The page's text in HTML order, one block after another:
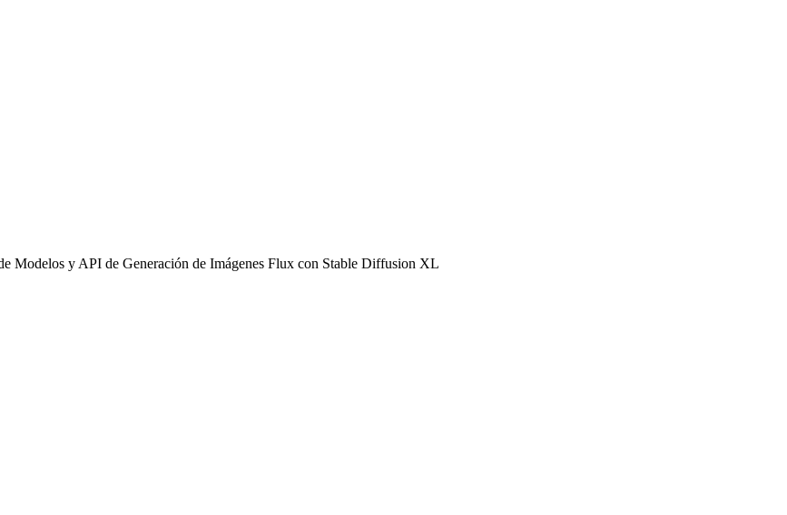
Modelos y API de Generación de Imágenes Flux con Stable Diffusion XL